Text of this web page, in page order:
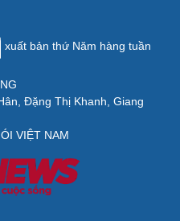
xuất bản thứ Năm hàng tuần
Đặng Thị Khanh, Giang
VIỆT NAM